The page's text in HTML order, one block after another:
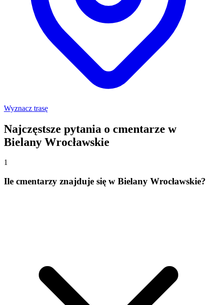
Wyznacz trasę
Najczęstsze pytania o cmentarze w
Bielany Wrocławskie
1
Ile cmentarzy znajduje się w Bielany Wrocławskie?